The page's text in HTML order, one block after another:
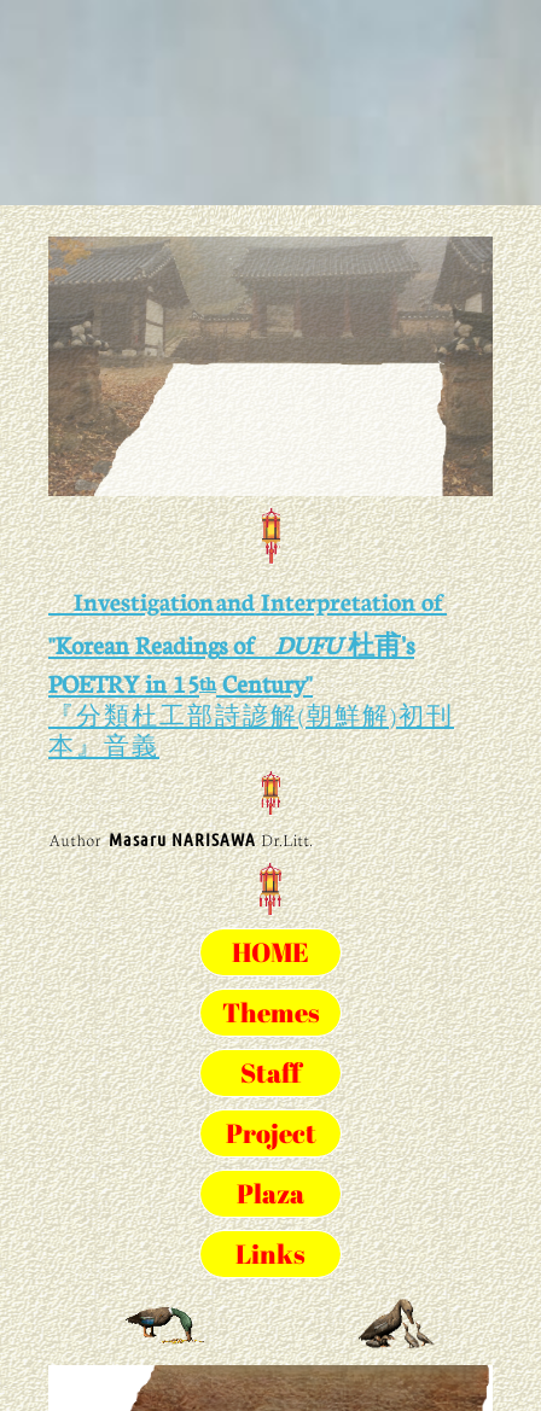
Investigationand Interpretation of
"Korean Readings ofDUFU杜甫's
POETRY in 15thCentury"
『分類杜工部詩諺解(朝鮮解)初刊
本』音義
​AuthorMasaru NARISAWA Dr.Litt.
HOME
Themes
Staff
Project
Plaza
Links